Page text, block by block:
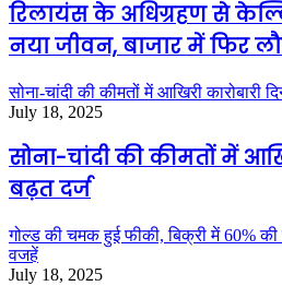
रिलायंस के अधिग्रहण से
नया जीवन, बाजार में फिर
सोना-चांदी की कीमतों में आखिरी कारोबारी
July 18, 2025
सोना-चांदी की कीमतों में
बढ़त दर्ज
गोल्ड की चमक हुई फीकी, बिक्री में 60% की
वजहें
July 18, 2025